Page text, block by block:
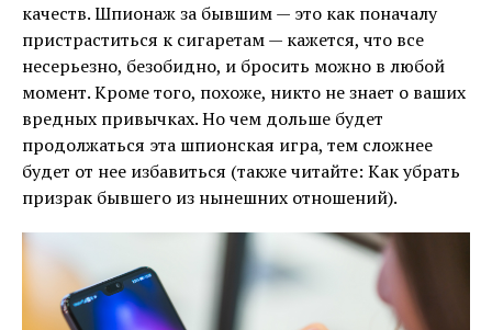
качеств. Шпионаж за бывшим — это как поначалу
пристраститься к сигаретам — кажется, что все
несерьезно, безобидно, и бросить можно в любой
момент. Кроме того, похоже, никто не знает о ваших
вредных привычках. Но чем дольше будет
продолжаться эта шпионская игра, тем сложнее
будет от нее избавиться (также читайте: Как убрать
призрак бывшего из нынешних отношений).